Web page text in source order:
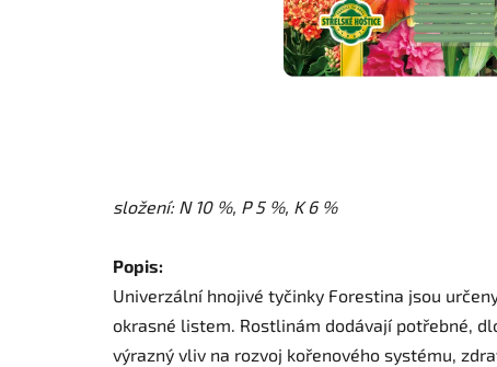
složení: N 10 %, P 5 %, K 6 %
Popis:
Univerzální hnojivé tyčinky Forestina jsou
okrasné listem. Rostlinám dodávají potřebné,
výrazný vliv na rozvoj kořenového systému,